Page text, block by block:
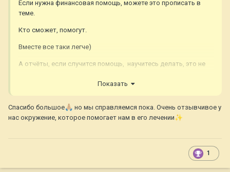
Если нужна финансовая помощь, можете это прописать в
теме.
Кто сможет, помогут.
Вместе все таки легче)
А отчёты, если случится помощь, научитесь делать, это не
Показать
Спасибо большое🙏🏼 но мы справляемся пока. Очень отзывчивое у
нас окружение, которое помогает нам в его лечении✨
1